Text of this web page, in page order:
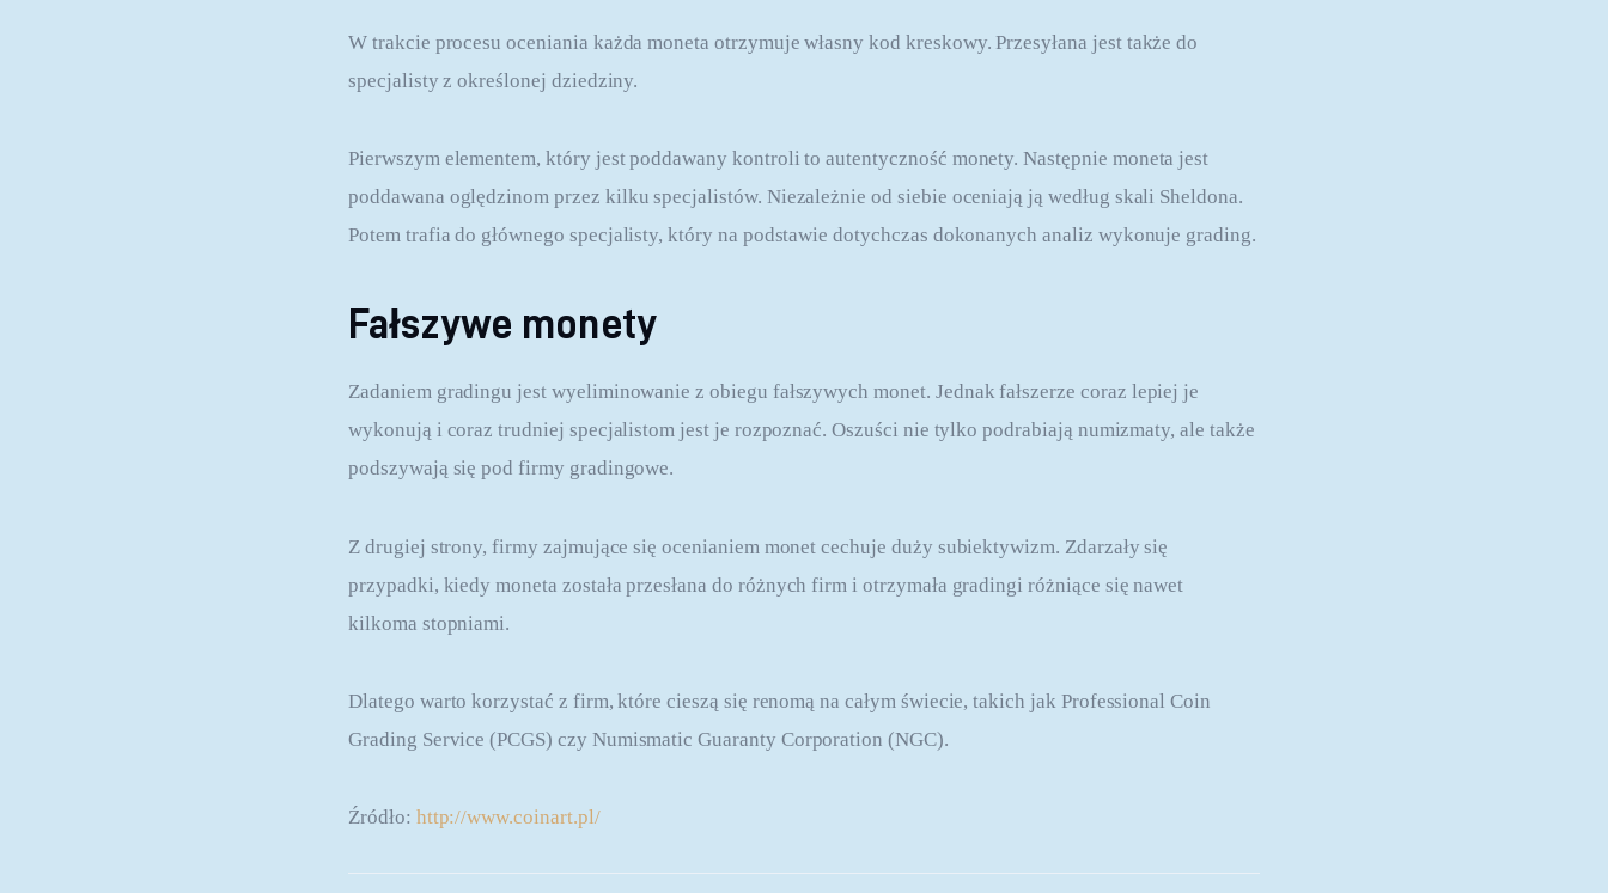
W trakcie procesu oceniania każda moneta otrzymuje własny kod kreskowy. Przesyłana jest także do
specjalisty z określonej dziedziny.
Pierwszym elementem, który jest poddawany kontroli to autentyczność monety. Następnie moneta jest
poddawana oględzinom przez kilku specjalistów. Niezależnie od siebie oceniają ją według skali Sheldona.
Potem trafia do głównego specjalisty, który na podstawie dotychczas dokonanych analiz wykonuje grading.
Fałszywe monety
Zadaniem gradingu jest wyeliminowanie z obiegu fałszywych monet. Jednak fałszerze coraz lepiej je
wykonują i coraz trudniej specjalistom jest je rozpoznać. Oszuści nie tylko podrabiają numizmaty, ale także
podszywają się pod firmy gradingowe.
Z drugiej strony, firmy zajmujące się ocenianiem monet cechuje duży subiektywizm. Zdarzały się
przypadki, kiedy moneta została przesłana do różnych firm i otrzymała gradingi różniące się nawet
kilkoma stopniami.
Dlatego warto korzystać z firm, które cieszą się renomą na całym świecie, takich jak Professional Coin
Grading Service (PCGS) czy Numismatic Guaranty Corporation (NGC).
Źródło: http://www.coinart.pl/